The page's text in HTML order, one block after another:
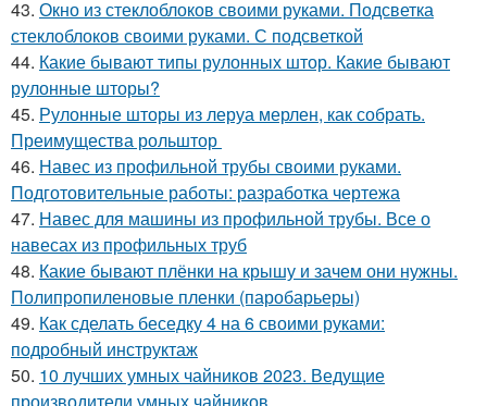
43. Окно из стеклоблоков своими руками. Подсветка
стеклоблоков своими руками. С подсветкой
44. Какие бывают типы рулонных штор. Какие бывают
рулонные шторы?
45. Рулонные шторы из леруа мерлен, как собрать.
Преимущества рольштор
46. Навес из профильной трубы своими руками.
Подготовительные работы: разработка чертежа
47. Навес для машины из профильной трубы. Все о
навесах из профильных труб
48. Какие бывают плёнки на крышу и зачем они нужны.
Полипропиленовые пленки (паробарьеры)
49. Как сделать беседку 4 на 6 своими руками:
подробный инструктаж
50. 10 лучших умных чайников 2023. Ведущие